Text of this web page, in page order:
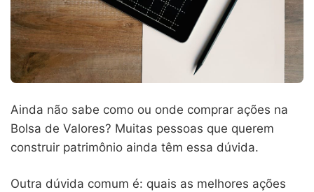
Ainda não sabe como ou onde comprar ações na
Bolsa de Valores? Muitas pessoas que querem
construir patrimônio ainda têm essa dúvida.
Outra dúvida comum é: quais as melhores ações